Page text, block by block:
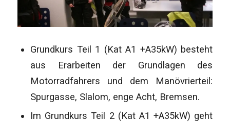
Grundkurs Teil 1 (Kat A1 +A35kW) besteht
aus Erarbeiten der Grundlagen des
Motorradfahrers und dem Manövrierteil:
Spurgasse, Slalom, enge Acht, Bremsen.
Im Grundkurs Teil 2 (Kat A1 +A35kW) geht